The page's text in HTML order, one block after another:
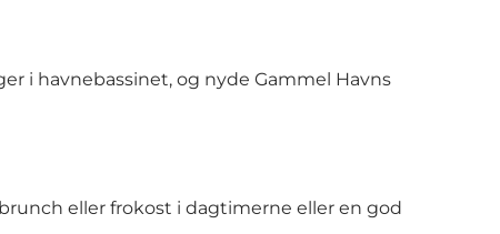
i havnebassinet, og nyde Gammel Havns
eller frokost i dagtimerne eller en god